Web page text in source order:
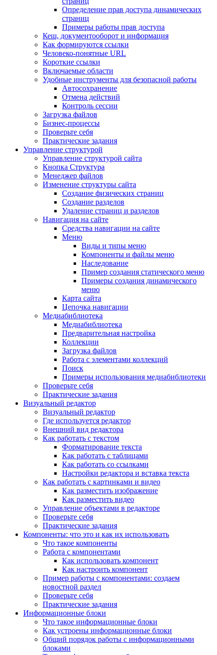
Определение прав доступа динамических
страниц
Примеры работы прав доступа
Кеш, документооборот и информация
Как формируются ссылки
Человеко-понятные URL
Короткие ссылки
Включаемые области
Удобные инструменты для безопасной работы
Автосохранение
Отмена действий
Контроль сессии
Загрузка файлов
Бизнес-процессы
Проверьте себя
Практические задания
Управление структурой
Управление структурой сайта
Кнопка Структура
Менеджер файлов
Изменение структуры сайта
Создание физических страниц
Создание разделов
Удаление страниц и разделов
Навигация на сайте
Средства навигации на сайте
Меню
Виды и типы меню
Компоненты и файлы меню
Наследование
Пример создания статического меню
Примеры создания динамического
меню
Карта сайта
Цепочка навигации
Медиабиблиотека
Медиабиблиотека
Предварительная настройка
Коллекции
Загрузка файлов
Работа с элементами коллекций
Поиск
Примеры использования медиабиблиотеки
Проверьте себя
Практические задания
Визуальный редактор
Визуальный редактор
Где используется редактор
Внешний вид редактора
Как работать с текстом
Форматирование текста
Как работать с таблицами
Как работать со ссылками
Настройки редактора и вставка текста
Как работать с картинками и видео
Как разместить изображение
Как разместить видео
Управление объектами в редакторе
Проверьте себя
Практические задания
Компоненты: что это и как их использовать
Что такое компоненты
Работа с компонентами
Как использовать компонент
Как настроить компонент
Пример работы с компонентами: создаем
новостной раздел
Проверьте себя
Практические задания
Информационные блоки
Что такое информационные блоки
Как устроены информационные блоки
Общий порядок работы с информационными
блоками